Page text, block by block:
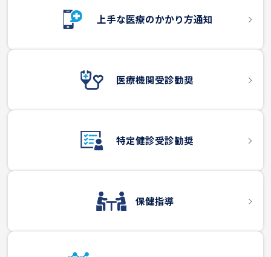
上手な医療のかかり方通知
医療機関受診勧奨
特定健診受診勧奨
保健指導